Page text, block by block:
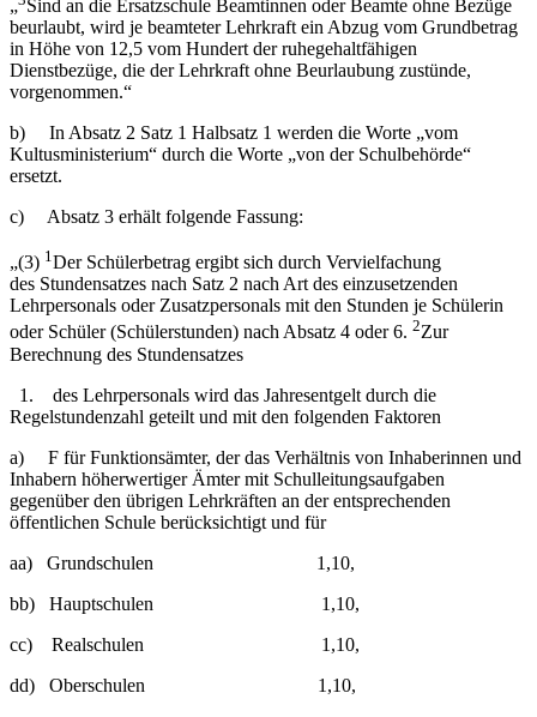
„ Sind an die Ersatzschule Beamtinnen oder Beamte ohne Bezüge
beurlaubt, wird je beamteter Lehrkraft ein Abzug vom Grundbetrag
in Höhe von 12,5 vom Hundert der ruhegehaltfähigen
Dienstbezüge, die der Lehrkraft ohne Beurlaubung zustünde,
vorgenommen.“
b) In Absatz 2 Satz 1 Halbsatz 1 werden die Worte „vom
Kultusministerium“ durch die Worte „von der Schulbehörde“
ersetzt.
c) Absatz 3 erhält folgende Fassung:
„(3) 1Der Schülerbetrag ergibt sich durch Vervielfachung
des Stundensatzes nach Satz 2 nach Art des einzusetzenden
Lehrpersonals oder Zusatzpersonals mit den Stunden je Schülerin
oder Schüler (Schülerstunden) nach Absatz 4 oder 6. 2Zur
Berechnung des Stundensatzes
1. des Lehrpersonals wird das Jahresentgelt durch die
Regelstundenzahl geteilt und mit den folgenden Faktoren
a) F für Funktionsämter, der das Verhältnis von Inhaberinnen und
Inhabern höherwertiger Ämter mit Schulleitungsaufgaben
gegenüber den übrigen Lehrkräften an der entsprechenden
öffentlichen Schule berücksichtigt und für
aa) Grundschulen 1,10,
bb) Hauptschulen 1,10,
cc) Realschulen 1,10,
dd) Oberschulen 1,10,